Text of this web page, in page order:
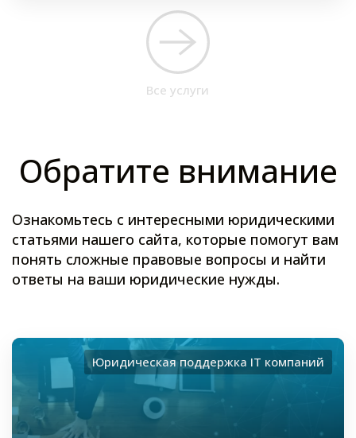
Все услуги
Обратите внимание
Ознакомьтесь с интересными юридическими
статьями нашего сайта, которые помогут вам
понять сложные правовые вопросы и найти
ответы на ваши юридические нужды.
Юридическая поддержка ІТ компаний